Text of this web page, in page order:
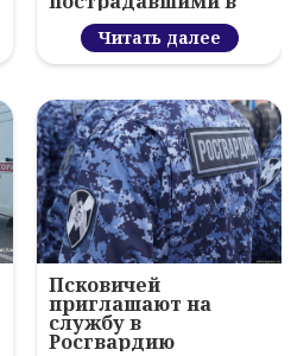
Пскове
Читать далее
Псковичей
приглашают на
службу в
Росгвардию